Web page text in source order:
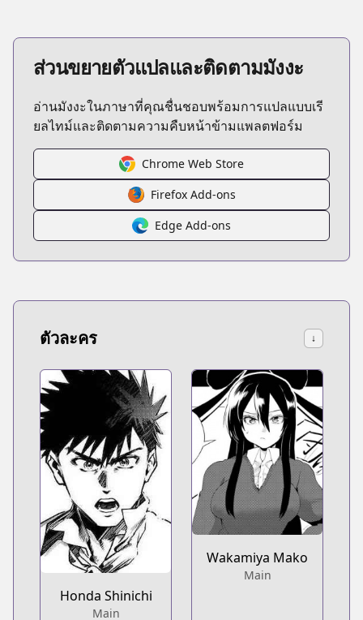
ส่วนขยายตัวแปลและติดตามมังงะ
อ่านมังงะในภาษาที่คุณชื่นชอบพร้อมการแปลแบบเรี
ยลไทม์และติดตามความคืบหน้าข้ามแพลตฟอร์ม
Chrome Web Store
Firefox Add-ons
Edge Add-ons
ตัวละคร ↓
Honda Shinichi
Main
Wakamiya Mako
Main